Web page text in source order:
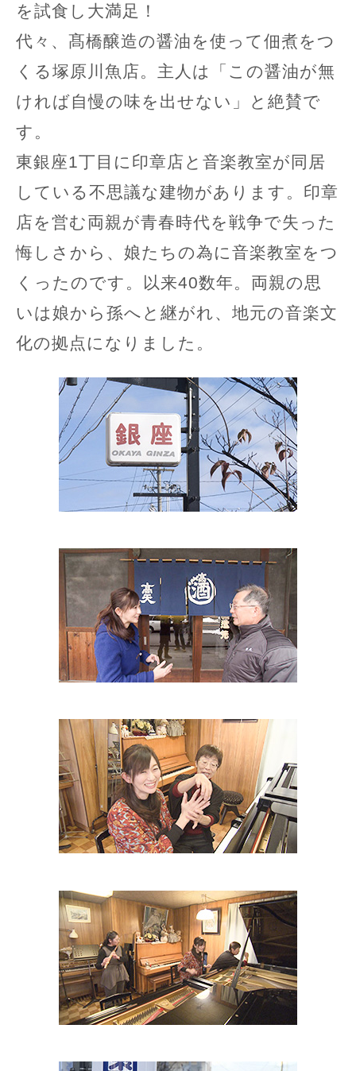
を試食し大満足！
代々、髙橋醸造の醤油を使って佃煮をつ
くる塚原川魚店。主人は「この醤油が無
ければ自慢の味を出せない」と絶賛で
す。
東銀座1丁目に印章店と音楽教室が同居
している不思議な建物があります。印章
店を営む両親が青春時代を戦争で失った
悔しさから、娘たちの為に音楽教室をつ
くったのです。以来40数年。両親の思
いは娘から孫へと継がれ、地元の音楽文
化の拠点になりました。